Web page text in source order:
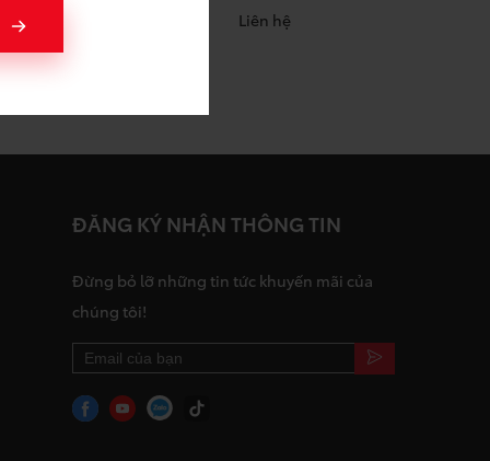
Liên hệ
ĐĂNG KÝ NHẬN THÔNG TIN
Đừng bỏ lỡ những tin tức khuyến mãi của
chúng tôi!